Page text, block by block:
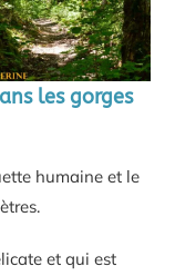
les gorges
humaine et le
et qui est